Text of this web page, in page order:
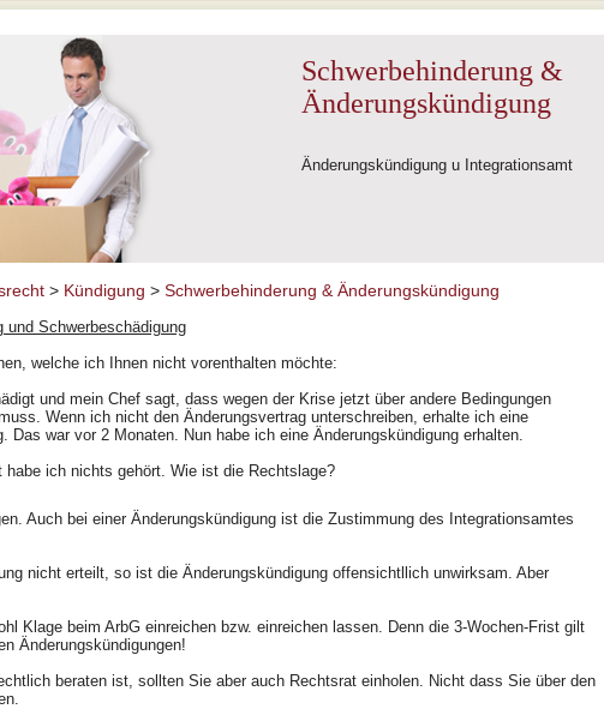
Schwerbehinderung &
Änderungskündigung
Änderungskündigung u Integrationsamt
> Kündigung > Schwerbehinderung & Änderungskündigung
und Schwerbeschädigung
welche ich Ihnen nicht vorenthalten möchte:
und mein Chef sagt, dass wegen der Krise jetzt über andere Bedingungen
Wenn ich nicht den Änderungsvertrag unterschreiben, erhalte ich eine
Das war vor 2 Monaten. Nun habe ich eine Änderungskündigung erhalten.
habe ich nichts gehört. Wie ist die Rechtslage?
Auch bei einer Änderungskündigung ist die Zustimmung des Integrationsamtes
nicht erteilt, so ist die Änderungskündigung offensichtllich unwirksam. Aber
Klage beim ArbG einreichen bzw. einreichen lassen. Denn die 3-Wochen-Frist gilt
Änderungskündigungen!
beraten ist, sollten Sie aber auch Rechtsrat einholen. Nicht dass Sie über den